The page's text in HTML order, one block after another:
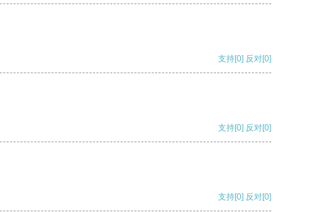
支持[0] 反对[0]
支持[0] 反对[0]
支持[0] 反对[0]